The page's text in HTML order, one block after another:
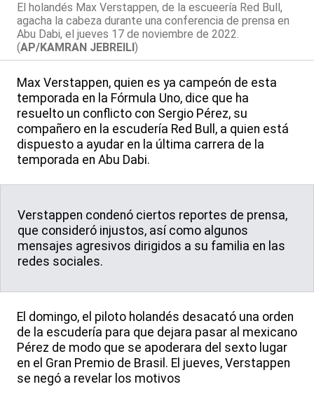
El holandés Max Verstappen, de la escueería Red Bull,
agacha la cabeza durante una conferencia de prensa en
Abu Dabi, el jueves 17 de noviembre de 2022.
(AP/KAMRAN JEBREILI)
Max Verstappen, quien es ya campeón de esta
temporada en la Fórmula Uno, dice que ha
resuelto un conflicto con Sergio Pérez, su
compañero en la escudería Red Bull, a quien está
dispuesto a ayudar en la última carrera de la
temporada en Abu Dabi.
Verstappen condenó ciertos reportes de prensa,
que consideró injustos, así como algunos
mensajes agresivos dirigidos a su familia en las
redes sociales.
El domingo, el piloto holandés desacató una orden
de la escudería para que dejara pasar al mexicano
Pérez de modo que se apoderara del sexto lugar
en el Gran Premio de Brasil. El jueves, Verstappen
se negó a revelar los motivos